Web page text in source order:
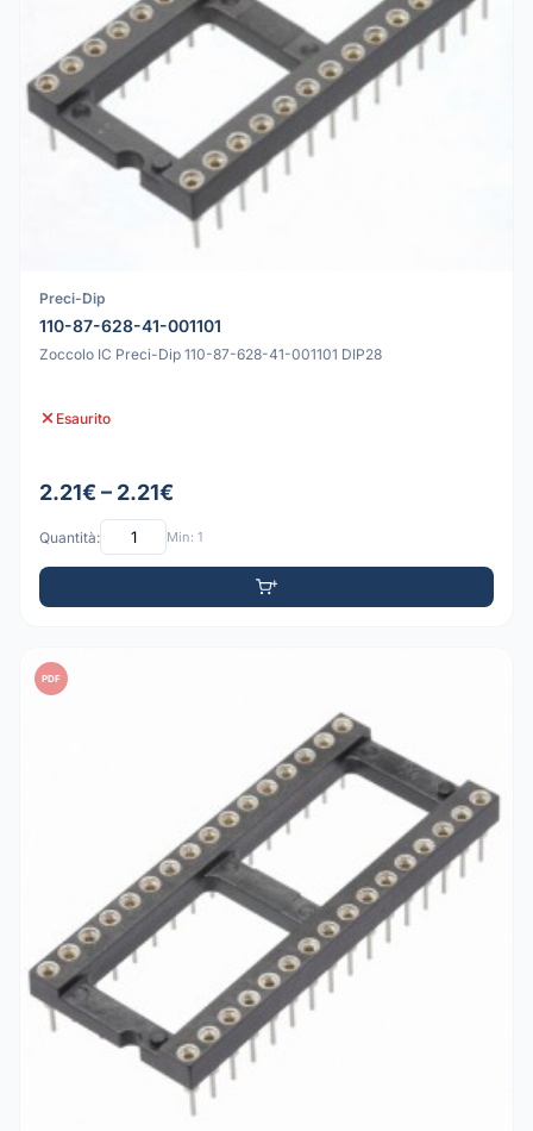
Preci-Dip
110-87-628-41-001101
Zoccolo IC Preci-Dip 110-87-628-41-001101 DIP28
Esaurito
2.21€ – 2.21€
Quantità: Min: 1
PDF